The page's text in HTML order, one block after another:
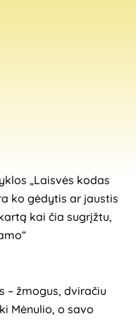
„Laisvės kodas
ko gėdytis ar jaustis
kai čia sugrįžtu,
– žmogus, dviračiu
Mėnulio, o savo